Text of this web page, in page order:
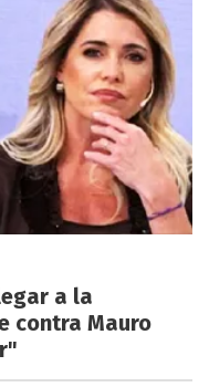
a la
contra Mauro